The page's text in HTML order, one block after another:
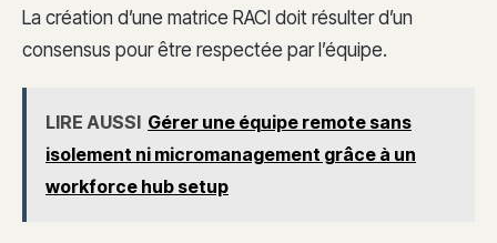
La création d’une matrice RACI doit résulter d’un
consensus pour être respectée par l’équipe.
LIRE AUSSI Gérer une équipe remote sans
isolement ni micromanagement grâce à un
workforce hub setup